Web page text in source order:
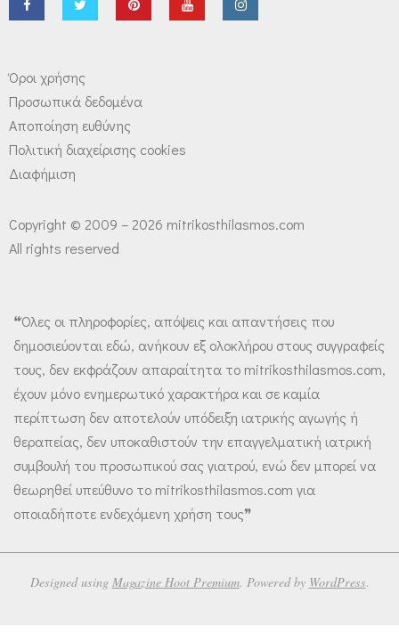
Όροι χρήσης
Προσωπικά δεδομένα
Αποποίηση ευθύνης
Πολιτική διαχείρισης cookies
Διαφήμιση
Copyright © 2009 – 2026 mitrikosthilasmos.com
All rights reserved
❝Όλες οι πληροφορίες, απόψεις και απαντήσεις που
δημοσιεύονται εδώ, ανήκουν εξ ολοκλήρου στους συγγραφείς
τους, δεν εκφράζουν απαραίτητα το mitrikosthilasmos.com,
έχουν μόνο ενημερωτικό χαρακτήρα και σε καμία
περίπτωση δεν αποτελούν υπόδειξη ιατρικής αγωγής ή
θεραπείας, δεν υποκαθιστούν την επαγγελματική ιατρική
συμβουλή του προσωπικού σας γιατρού, ενώ δεν μπορεί να
θεωρηθεί υπεύθυνο το mitrikosthilasmos.com για
οποιαδήποτε ενδεχόμενη χρήση τους❞
Designed using Magazine Hoot Premium. Powered by WordPress.